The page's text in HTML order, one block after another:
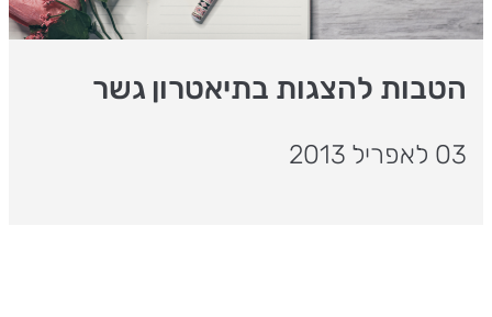
הטבות להצגות בתיאטרון גשר
03 לאפריל 2013